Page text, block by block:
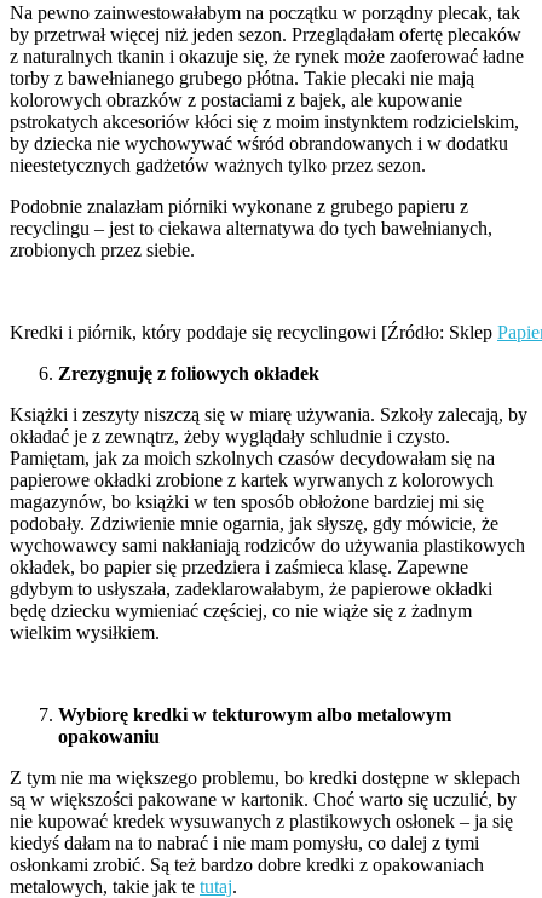
Na pewno zainwestowałabym na początku w porządny plecak, tak
by przetrwał więcej niż jeden sezon. Przeglądałam ofertę plecaków
z naturalnych tkanin i okazuje się, że rynek może zaoferować ładne
torby z bawełnianego grubego płótna. Takie plecaki nie mają
kolorowych obrazków z postaciami z bajek, ale kupowanie
pstrokatych akcesoriów kłóci się z moim instynktem rodzicielskim,
by dziecka nie wychowywać wśród obrandowanych i w dodatku
nieestetycznych gadżetów ważnych tylko przez sezon.
Podobnie znalazłam piórniki wykonane z grubego papieru z
recyclingu – jest to ciekawa alternatywa do tych bawełnianych,
zrobionych przez siebie.
Kredki i piórnik, który poddaje się recyclingowi [Źródło: Sklep
Zrezygnuję z foliowych okładek
Książki i zeszyty niszczą się w miarę używania. Szkoły zalecają, by
okładać je z zewnątrz, żeby wyglądały schludnie i czysto.
Pamiętam, jak za moich szkolnych czasów decydowałam się na
papierowe okładki zrobione z kartek wyrwanych z kolorowych
magazynów, bo książki w ten sposób obłożone bardziej mi się
podobały. Zdziwienie mnie ogarnia, jak słyszę, gdy mówicie, że
wychowawcy sami nakłaniają rodziców do używania plastikowych
okładek, bo papier się przedziera i zaśmieca klasę. Zapewne
gdybym to usłyszała, zadeklarowałabym, że papierowe okładki
będę dziecku wymieniać częściej, co nie wiąże się z żadnym
wielkim wysiłkiem.
Wybiorę kredki w tekturowym albo metalowym
opakowaniu
Z tym nie ma większego problemu, bo kredki dostępne w sklepach
są w większości pakowane w kartonik. Choć warto się uczulić, by
nie kupować kredek wysuwanych z plastikowych osłonek – ja się
kiedyś dałam na to nabrać i nie mam pomysłu, co dalej z tymi
osłonkami zrobić. Są też bardzo dobre kredki z opakowaniach
metalowych, takie jak te tutaj.